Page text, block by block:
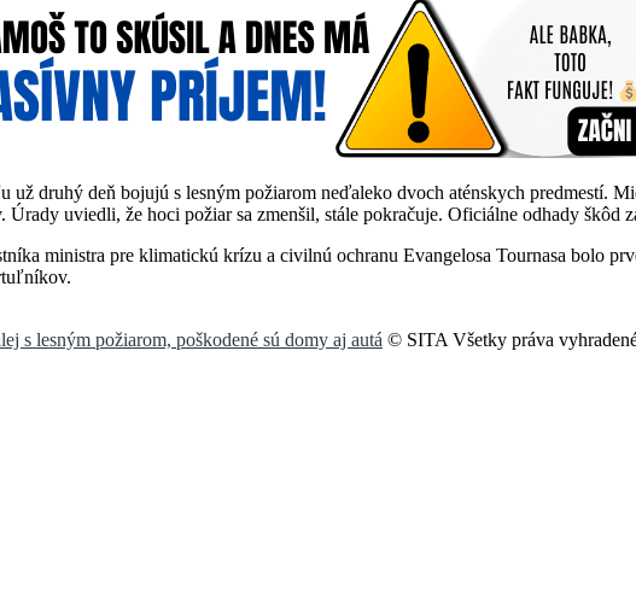
druhý deň bojujú s lesným požiarom neďaleko dvoch aténskych predmestí.
Úrady uviedli, že hoci požiar sa zmenšil, stále pokračuje. Oficiálne odhady škôd
ministra pre klimatickú krízu a civilnú ochranu Evangelosa Tournasa bolo
s lesným požiarom, poškodené sú domy aj autá © SITA Všetky práva